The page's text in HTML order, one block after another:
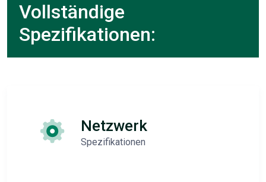
Vollständige
Spezifikationen:
Netzwerk
Spezifikationen